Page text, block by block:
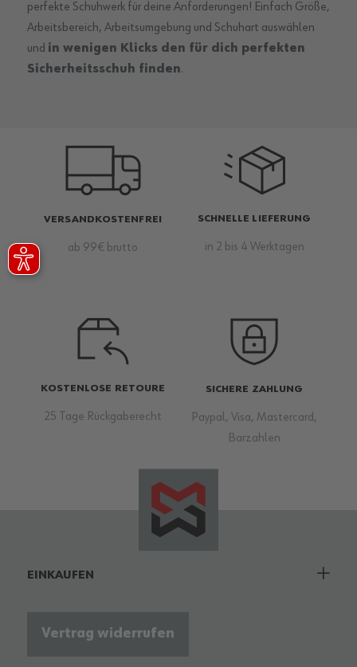
perfekte Schuhwerk für deine Anforderungen! Einfach Größe,
Arbeitsbereich, Arbeitsumgebung und Schuhart auswählen
und in wenigen Klicks den für dich perfekten
Sicherheitsschuh finden.
VERSANDKOSTENFREI
ab 99€ brutto
SCHNELLE LIEFERUNG
in 2 bis 4 Werktagen
KOSTENLOSE RETOURE
25 Tage Rückgaberecht
SICHERE ZAHLUNG
Paypal, Visa, Mastercard,
Barzahlen
EINKAUFEN
Vertrag widerrufen